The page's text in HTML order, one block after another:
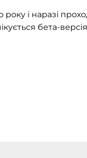
і наразі
бета-